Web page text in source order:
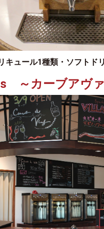
キュール1種類・ソフト
～カーブアヴ